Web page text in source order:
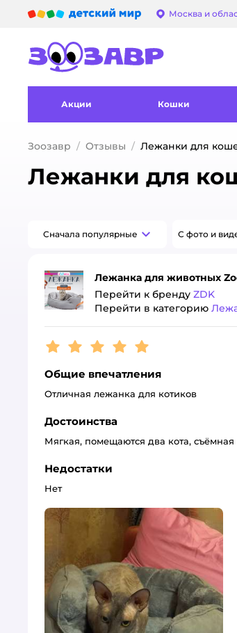
Выбор
Москва и
Акции Кошки
Зоозавр Отзывы Лежанки для
Лежанки для
Сначала популярные С фото и
Лежанка для животных
Перейти к бренду ZDK
Перейти в категорию
Рейтинг:5
Общие впечатления
Отличная лежанка для котиков
Достоинства
Мягкая, помещаются два кота,
Недостатки
Нет